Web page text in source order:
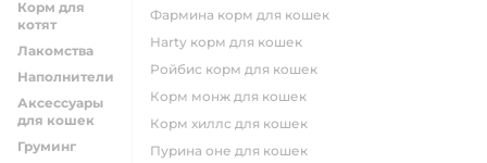
Корм для
котят
Лакомства
Наполнители
Аксессуары
для кошек
Груминг
фармина корм для кошек
harty корм для кошек
ройбис корм для кошек
корм монж для кошек
корм хиллс для кошек
пурина оне для кошек